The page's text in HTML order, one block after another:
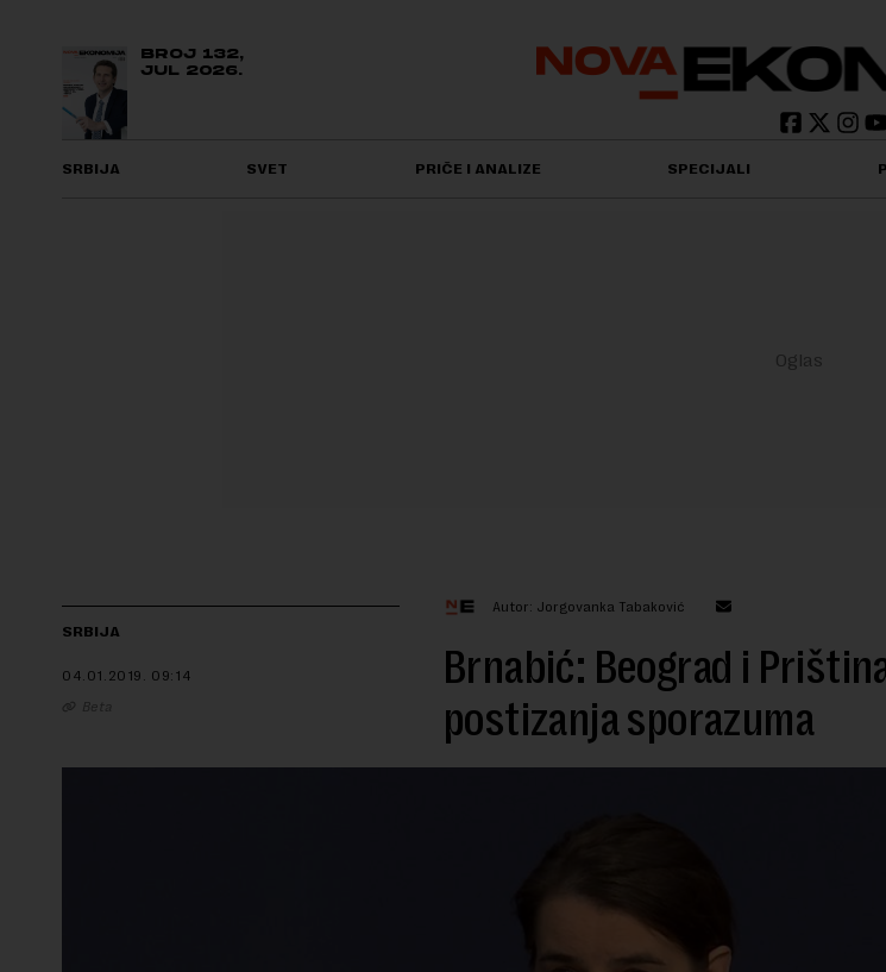
BROJ 132,
JUL 2026.
SRBIJA SVET PRIČE I ANALIZE SPECIJALI
SRBIJA
04.01.2019. 09:14
Beta
Autor: Jorgovanka Tabaković
Brnabić: Beograd i
postizanja sporazuma